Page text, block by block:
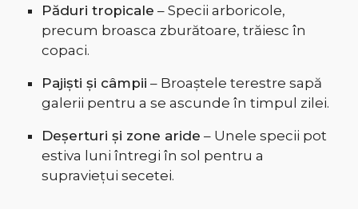
Păduri tropicale – Specii arboricole,
precum broasca zburătoare, trăiesc în
copaci.
Pajiști și câmpii – Broaștele terestre sapă
galerii pentru a se ascunde în timpul zilei.
Deșerturi și zone aride – Unele specii pot
estiva luni întregi în sol pentru a
supraviețui secetei.